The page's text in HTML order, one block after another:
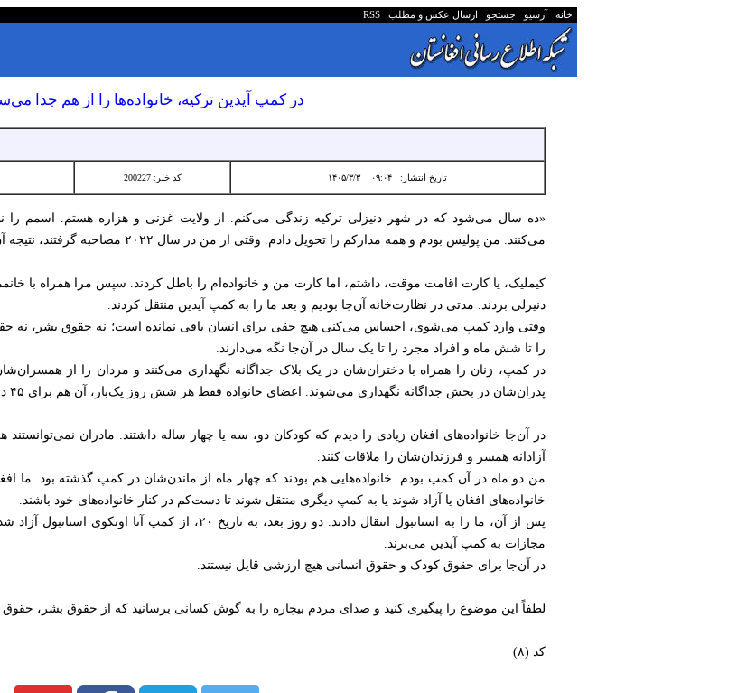
خانه آرشیو جستجو ارسال عکس و مطلب RSS
در کمپ آیدین ترکیه، خانواده‌ها را از هم جدا
تاریخ انتشار: ۰۹:۰۴ ۱۴۰۵/۳/۳ کد خبر: 200227
«ده سال می‌شود که در شهر دنیزلی ترکیه زندگی می‌کنم. از ولایت غزنی و هزاره هستم. اسمم را
می‌کنند. من پولیس بودم و همه مدارکم را تحویل دادم. وقتی از من در سال ۲۰۲۲ مصاحبه گرفتند، نتیجه آن را در سال ۲۰۲۴ برایم گفتند و ردم کردند.
کیملیک، یا کارت اقامت موقت، داشتم، اما کارت من و خانواده‌ام را باطل کردند. سپس مرا همراه با
دنیزلی بردند. مدتی در نظارت‌خانه آن‌جا بودیم و بعد ما را به کمپ آیدین منتقل کردند.
وقتی وارد کمپ می‌شوی، احساس می‌کنی هیچ حقی برای انسان باقی نمانده است؛ نه حقوق بشر، نه
را تا شش ماه و افراد مجرد را تا یک سال در آن‌جا نگه می‌دارند.
در کمپ، زنان را همراه با دختران‌شان در یک بلاک جداگانه نگهداری می‌کنند و مردان را از
پدران‌شان در بخش جداگانه نگهداری می‌شوند. اعضای خانواده فقط هر شش روز یک‌بار، آن هم برای ۴۵ دقیقه، اجازه ملاقات دارند.
در آن‌جا خانواده‌های افغان زیادی را دیدم که کودکان دو، سه یا چهار ساله داشتند. مادران نمی‌توانستند
آزادانه همسر و فرزندان‌شان را ملاقات کنند.
من دو ماه در آن کمپ بودم. خانواده‌هایی هم بودند که چهار ماه از ماندن‌شان در کمپ گذشته بود. ما
خانواده‌های افغان یا آزاد شوند یا به کمپ دیگری منتقل شوند تا دست‌کم در کنار خانواده‌های خود باشند.
پس از آن، ما را به استانبول انتقال دادند. دو روز بعد، به
مجازات به کمپ آیدین می‌برند.
در آن‌جا برای حقوق کودک و حقوق انسانی هیچ ارزشی قایل نیستند.
لطفاً این موضوع را پیگیری کنید و صدای مردم بیچاره را به گوش کسانی برسانید که از حقوق بشر،
کد (۸)